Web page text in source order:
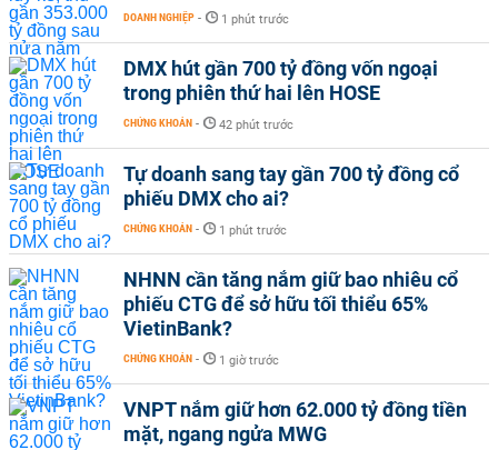
DOANH NGHIỆP - 1 phút trước
DMX hút gần 700 tỷ đồng vốn ngoại
trong phiên thứ hai lên HOSE
CHỨNG KHOÁN - 42 phút trước
Tự doanh sang tay gần 700 tỷ đồng cổ
phiếu DMX cho ai?
CHỨNG KHOÁN - 1 phút trước
NHNN cần tăng nắm giữ bao nhiêu cổ
phiếu CTG để sở hữu tối thiểu 65%
VietinBank?
CHỨNG KHOÁN - 1 giờ trước
VNPT nắm giữ hơn 62.000 tỷ đồng tiền
mặt, ngang ngửa MWG